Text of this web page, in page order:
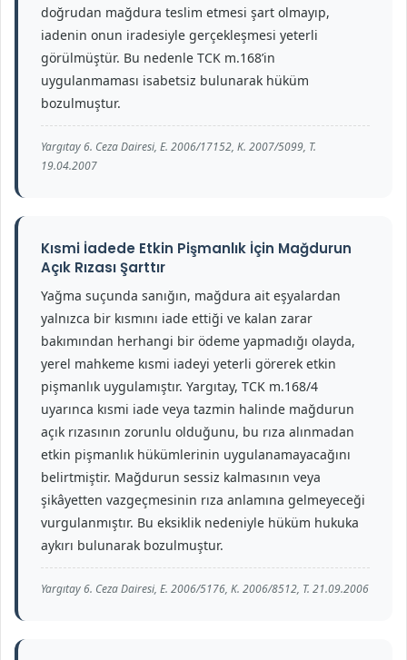
doğrudan mağdura teslim etmesi şart olmayıp,
iadenin onun iradesiyle gerçekleşmesi yeterli
görülmüştür. Bu nedenle TCK m.168’in
uygulanmaması isabetsiz bulunarak hüküm
bozulmuştur.
Yargıtay 6. Ceza Dairesi, E. 2006/17152, K. 2007/5099, T.
19.04.2007
Kısmi İadede Etkin Pişmanlık İçin Mağdurun
Açık Rızası Şarttır
Yağma suçunda sanığın, mağdura ait eşyalardan
yalnızca bir kısmını iade ettiği ve kalan zarar
bakımından herhangi bir ödeme yapmadığı olayda,
yerel mahkeme kısmi iadeyi yeterli görerek etkin
pişmanlık uygulamıştır. Yargıtay, TCK m.168/4
uyarınca kısmi iade veya tazmin halinde mağdurun
açık rızasının zorunlu olduğunu, bu rıza alınmadan
etkin pişmanlık hükümlerinin uygulanamayacağını
belirtmiştir. Mağdurun sessiz kalmasının veya
şikâyetten vazgeçmesinin rıza anlamına gelmeyeceği
vurgulanmıştır. Bu eksiklik nedeniyle hüküm hukuka
aykırı bulunarak bozulmuştur.
Yargıtay 6. Ceza Dairesi, E. 2006/5176, K. 2006/8512, T. 21.09.2006